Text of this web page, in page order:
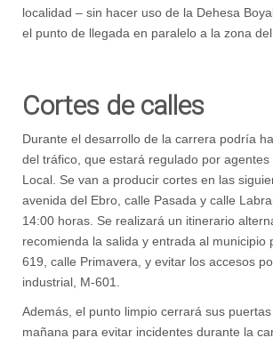
localidad – sin hacer uso de la Dehesa
el punto de llegada en paralelo a la zona del
Cortes de calles
Durante el desarrollo de la carrera podría
del tráfico, que estará regulado por agentes
Local. Se van a producir cortes en las
avenida del Ebro, calle Pasada y calle
14:00 horas. Se realizará un itinerario
recomienda la salida y entrada al municipio
619, calle Primavera, y evitar los accesos
industrial, M-601.
Además, el punto limpio cerrará sus
mañana para evitar incidentes durante la